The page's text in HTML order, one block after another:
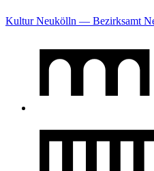
Kultur Neukölln — Bezirksamt